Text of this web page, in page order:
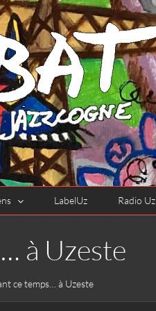
LabelUz Radio Uz
à Uzeste
ce temps… à Uzeste